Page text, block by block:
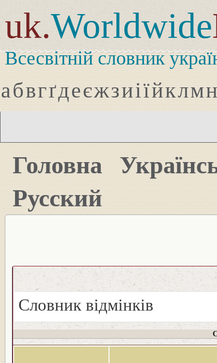
uk.Worldwide
Всесвітній словник
абвгґдеєжзиіїйклмн
Головна
Русский
Словник відмінків